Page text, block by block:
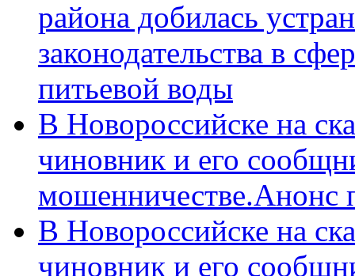
района добилась
законодательства в
питьевой воды
В Новороссийске на
чиновник и его
мошенничестве.Анонс
В Новороссийске на
чиновник и его